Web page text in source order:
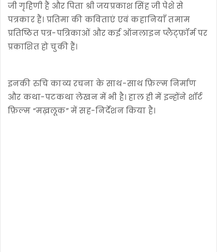
जी गृहिणी हैं और पिता श्री जयप्रकाश सिंह जी पेशे से
पत्रकार हैं। प्रतिमा की कविताएं एवं कहानियाँ तमाम
प्रतिष्ठित पत्र-पत्रिकाओं और कई ऑनलाइन प्लैट्फ़ॉर्म पर
प्रकाशित हो चुकी हैं।
इनकी रुचि काव्य रचना के साथ-साथ फ़िल्म निर्माण
और कथा-पटकथा लेखन में भी है। हाल ही में इन्होंने शॉर्ट
फ़िल्म “मख़लूक” में सह-निर्देशन किया है।